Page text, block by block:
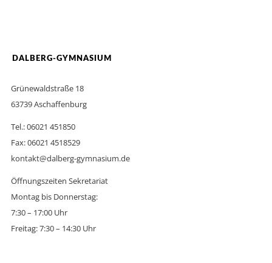
DALBERG-GYMNASIUM
Grünewaldstraße 18
63739 Aschaffenburg
Tel.: 06021 451850
Fax: 06021 4518529
kontakt@dalberg-gymnasium.de
Öffnungszeiten Sekretariat
Montag bis Donnerstag:
7:30 – 17:00 Uhr
Freitag: 7:30 – 14:30 Uhr